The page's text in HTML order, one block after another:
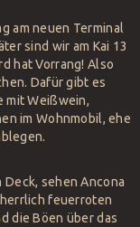
am neuen Terminal
sind wir am Kai 13
hat Vorrang! Also
Dafür gibt es
mit Weißwein,
im Wohnmobil, ehe
sehen Ancona
feuerroten
die Böen über das